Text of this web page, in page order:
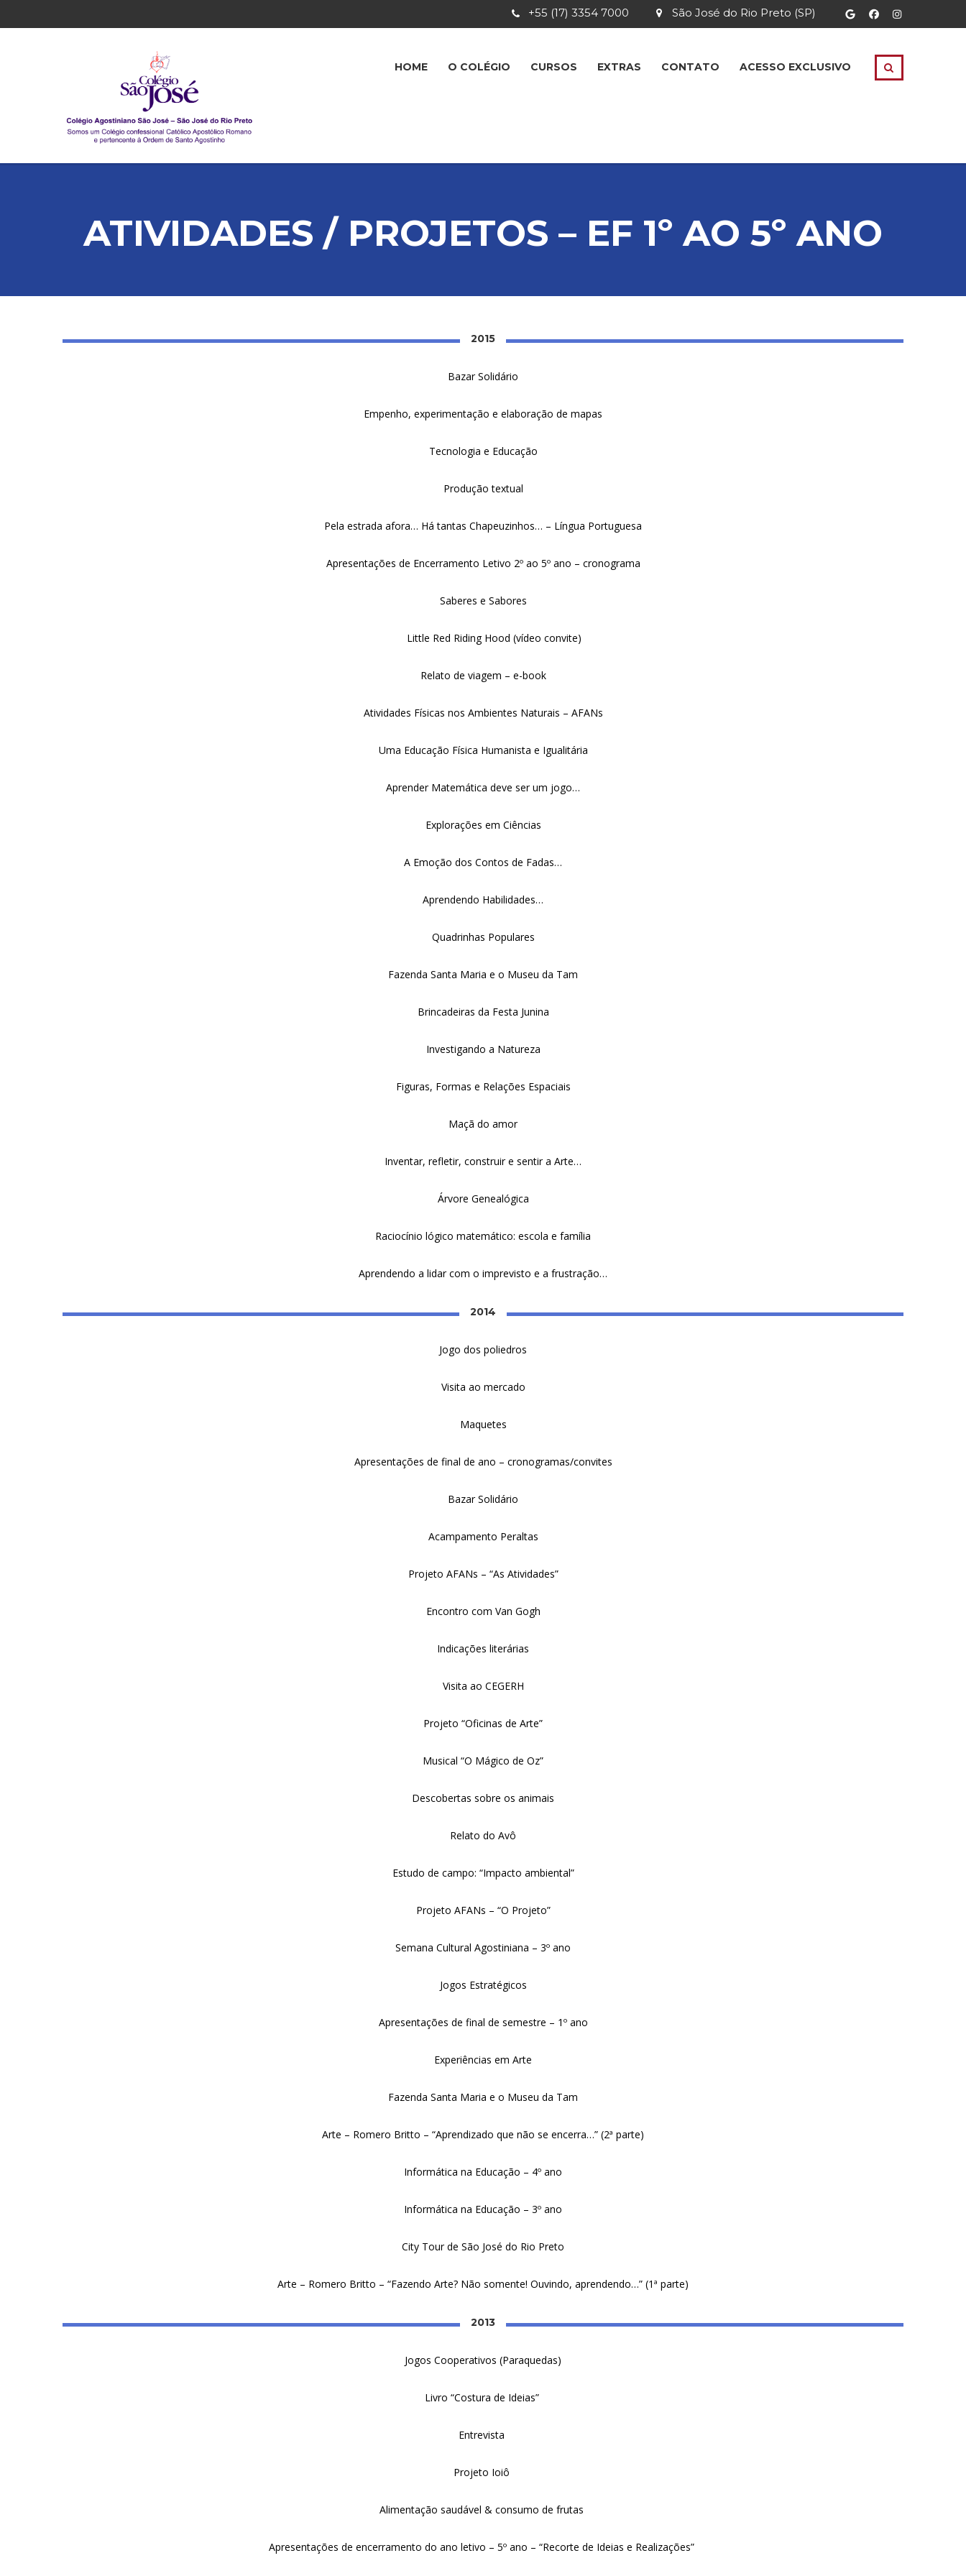
São José do Rio Preto (SP)
+55 (17) 3354 7000
HOME O COLÉGIO CURSOS EXTRAS CONTATO ACESSO EXCLUSIVO
ATIVIDADES / PROJETOS – EF 1º AO 5º ANO
2015
Bazar Solidário
Empenho, experimentação e elaboração de mapas
Tecnologia e Educação
Produção textual
Pela estrada afora… Há tantas Chapeuzinhos… – Língua Portuguesa
Apresentações de Encerramento Letivo 2º ao 5º ano – cronograma
Saberes e Sabores
Little Red Riding Hood (vídeo convite)
Relato de viagem – e-book
Atividades Físicas nos Ambientes Naturais – AFANs
Uma Educação Física Humanista e Igualitária
Aprender Matemática deve ser um jogo…
Explorações em Ciências
A Emoção dos Contos de Fadas…
Aprendendo Habilidades…
Quadrinhas Populares
Fazenda Santa Maria e o Museu da Tam
Brincadeiras da Festa Junina
Investigando a Natureza
Figuras, Formas e Relações Espaciais
Maçã do amor
Inventar, refletir, construir e sentir a Arte…
Árvore Genealógica
Raciocínio lógico matemático: escola e família
Aprendendo a lidar com o imprevisto e a frustração…
2014
Jogo dos poliedros
Visita ao mercado
Maquetes
Apresentações de final de ano – cronogramas/convites
Bazar Solidário
Acampamento Peraltas
Projeto AFANs – “As Atividades”
Encontro com Van Gogh
Indicações literárias
Visita ao CEGERH
Projeto “Oficinas de Arte”
Musical “O Mágico de Oz”
Descobertas sobre os animais
Relato do Avô
Estudo de campo: “Impacto ambiental”
Projeto AFANs – “O Projeto”
Semana Cultural Agostiniana – 3º ano
Jogos Estratégicos
Apresentações de final de semestre – 1º ano
Experiências em Arte
Fazenda Santa Maria e o Museu da Tam
Arte – Romero Britto – “Aprendizado que não se encerra…” (2ª parte)
Informática na Educação – 4º ano
Informática na Educação – 3º ano
City Tour de São José do Rio Preto
Arte – Romero Britto – “Fazendo Arte? Não somente! Ouvindo, aprendendo…” (1ª parte)
2013
Jogos Cooperativos (Paraquedas)
Livro “Costura de Ideias”
Entrevista
Projeto Ioiô
Alimentação saudável & consumo de frutas
Apresentações de encerramento do ano letivo – 5º ano – “Recorte de Ideias e Realizações”